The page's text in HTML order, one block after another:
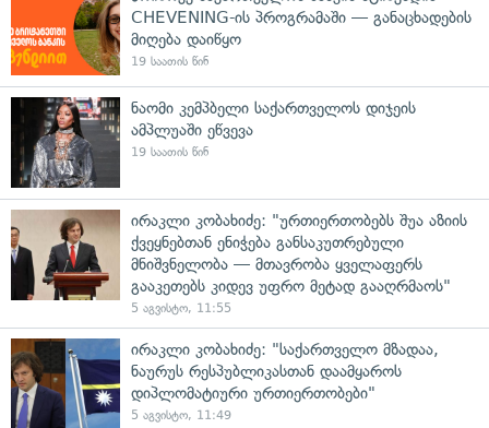
CHEVENING-ის პროგრამაში — განაცხადების
მიღება დაიწყო
19 საათის წინ
ნაომი კემპბელი საქართველოს დიჯეის
ამპლუაში ეწვევა
19 საათის წინ
ირაკლი კობახიძე: "ურთიერთობებს შუა აზიის
ქვეყნებთან ენიჭება განსაკუთრებული
მნიშვნელობა — მთავრობა ყველაფერს
გააკეთებს კიდევ უფრო მეტად გააღრმაოს"
5 აგვისტო, 11:55
ირაკლი კობახიძე: "საქართველო მზადაა,
ნაურუს რესპუბლიკასთან დაამყაროს
დიპლომატიური ურთიერთობები"
5 აგვისტო, 11:49